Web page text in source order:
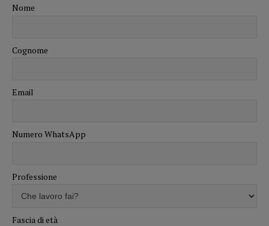
Nome
Cognome
Email
Numero WhatsApp
Professione
Fascia di età